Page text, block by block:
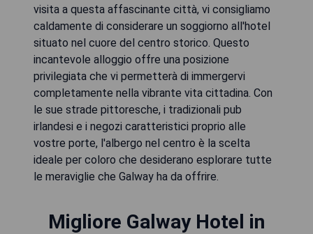
visita a questa affascinante città, vi consigliamo
caldamente di considerare un soggiorno all'hotel
situato nel cuore del centro storico. Questo
incantevole alloggio offre una posizione
privilegiata che vi permetterà di immergervi
completamente nella vibrante vita cittadina. Con
le sue strade pittoresche, i tradizionali pub
irlandesi e i negozi caratteristici proprio alle
vostre porte, l'albergo nel centro è la scelta
ideale per coloro che desiderano esplorare tutte
le meraviglie che Galway ha da offrire.
Migliore Galway Hotel in